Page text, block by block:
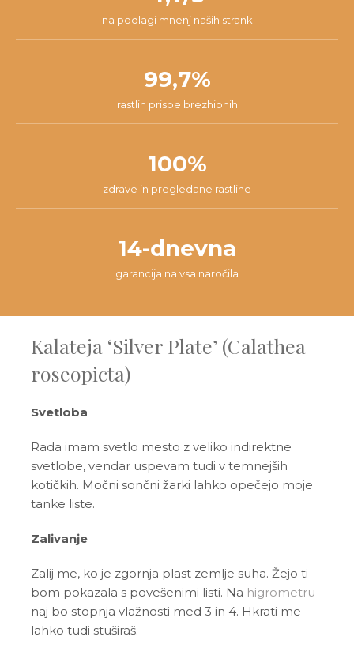
na podlagi mnenj naših strank
99,7%
rastlin prispe brezhibnih
100%
zdrave in pregledane rastline
14-dnevna
garancija na vsa naročila
Kalateja ‘Silver Plate’ (Calathea
roseopicta)
Svetloba
Rada imam svetlo mesto z veliko indirektne
svetlobe, vendar uspevam tudi v temnejših
kotičkih. Močni sončni žarki lahko opečejo moje
tanke liste.
Zalivanje
Zalij me, ko je zgornja plast zemlje suha. Žejo ti
bom pokazala s povešenimi listi. Na higrometru
naj bo stopnja vlažnosti med 3 in 4. Hkrati me
lahko tudi stuširaš.